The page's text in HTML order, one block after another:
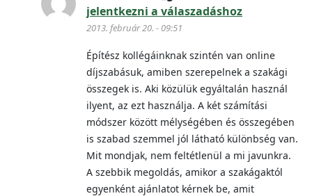
jelentkezni a válaszadáshoz
2013. február 20. - 09:51
Építész kollégáinknak szintén van online
díjszabásuk, amiben szerepelnek a szakági
összegek is. Aki közülük egyáltalán használ
ilyent, az ezt használja. A két számítási
módszer között mélységében és összegében
is szabad szemmel jól látható különbség van.
Mit mondjak, nem feltétlenül a mi javunkra.
A szebbik megoldás, amikor a szakágaktól
egyenként ajánlatot kérnek be, amit